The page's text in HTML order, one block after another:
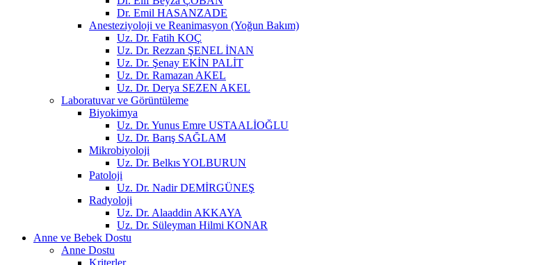
Dr. Emil HASANZADE
Anesteziyoloji ve Reanimasyon (Yoğun Bakım)
Uz. Dr. Fatih KOÇ
Uz. Dr. Rezzan ŞENEL İNAN
Uz. Dr. Şenay EKİN PALİT
Uz. Dr. Ramazan AKEL
Uz. Dr. Derya SEZEN AKEL
Laboratuvar ve Görüntüleme
Biyokimya
Uz. Dr. Yunus Emre USTAALİOĞLU
Uz. Dr. Barış SAĞLAM
Mikrobiyoloji
Uz. Dr. Belkıs YOLBURUN
Patoloji
Uz. Dr. Nadir DEMİRGÜNEŞ
Radyoloji
Uz. Dr. Alaaddin AKKAYA
Uz. Dr. Süleyman Hilmi KONAR
Anne ve Bebek Dostu
Anne Dostu
Kriterler